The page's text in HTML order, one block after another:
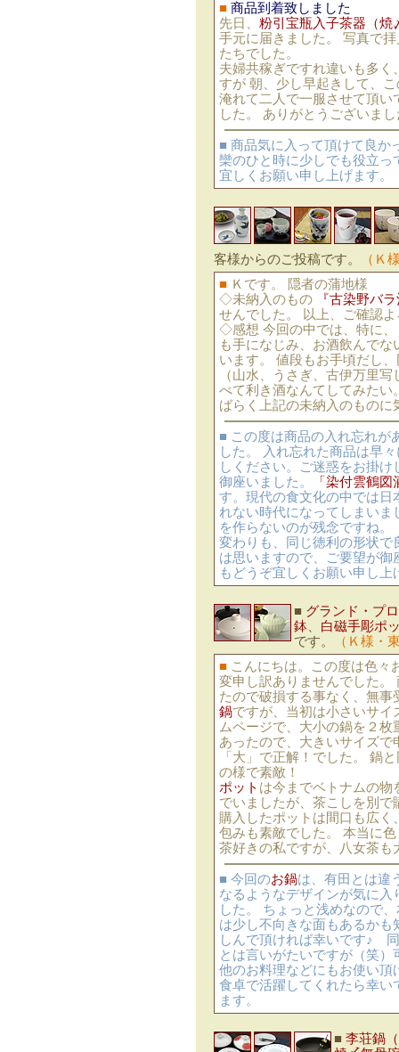
■ 商品到着致しました
先日、 粉引宝瓶入子茶器（焼
手元に届きました。 写真で
たちでした。
夫婦共稼ぎですれ違いも多
すが 朝、少し早起きして、
淹れて二人で一服させて頂
した。 ありがとうございま
■ 商品気に入って頂けて良か
欒のひと時に少しでも役立
宜しくお願い申し上げます。
客様からのご投稿です。
（Ｋ
■ Ｋです。 隠者の蒲地様
◇未納入のもの
『古染野バ
せんでした。 以上、ご確認
◇感想 今回の中では、特に、
も手になじみ、お酒飲んで
います。 値段もお手頃だし
（山水、うさぎ、古伊万里
べて利き酒なんてしてみた
ばらく上記の未納入のもの
■ この度は商品の入れ忘れが
した。 入れ忘れた商品は早
しください。ご迷惑をお掛
御座いました。
「染付雲鶴
す。現代の食文化の中では
れない時代になってしまい
を作らないのが残念ですね
変わりも、同じ徳利の形状
は思いますので、ご要望が
もどうぞ宜しくお願い申し上
■ グランド・プ
鉢
白磁手彫ポ
です。
（Ｋ様・
■ こんにちは。この度は色々
変申し訳ありませんでした。
たので破損する事なく、無事
鍋ですが、当初は小さいサ
ムページで、大小の鍋を２
あったので、大きいサイズ
「大」で正解！でした。 鍋
の様で素敵！
ポット は今までベトナムの物
でいましたが、茶こしを別
購入したポットは間口も広
包みも素敵でした。 本当に
茶好きの私ですが、八女茶も
■ 今回のお鍋は、有田とは違
なるようなデザインが気に
した。 ちょっと浅めなので
は少し不向きな面もあるか
しんで頂ければ幸いです♪
とは言いがたいですが（笑
他のお料理などにもお使い
食卓で活躍してくれたら幸
ます。
■ 李荘鍋